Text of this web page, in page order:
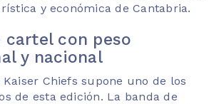
y económica de Cantabria.
cartel con peso
y nacional
Kaiser Chiefs supone uno de los
de esta edición. La banda de